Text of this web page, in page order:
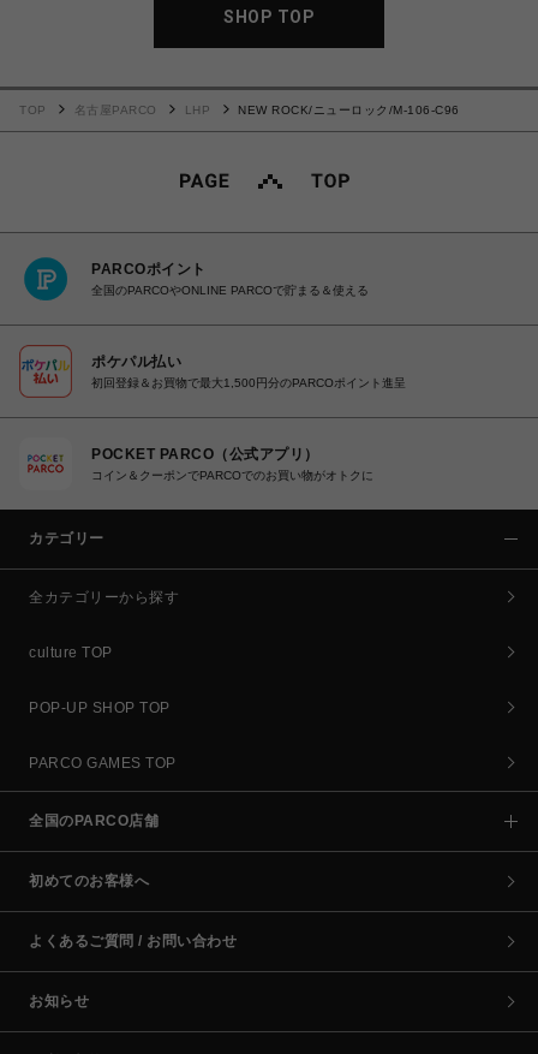
SHOP TOP
TOP 名古屋PARCO LHP NEW ROCK/ニューロック/M-106-C96
PARCOポイント
全国のPARCOやONLINE PARCOで貯まる＆使える
ポケパル払い
初回登録＆お買物で最大1,500円分のPARCOポイント進呈
POCKET PARCO（公式アプリ）
コイン＆クーポンでPARCOでのお買い物がオトクに
カテゴリー
全カテゴリーから探す
culture TOP
POP-UP SHOP TOP
PARCO GAMES TOP
全国のPARCO店舗
初めてのお客様へ
よくあるご質問 / お問い合わせ
お知らせ